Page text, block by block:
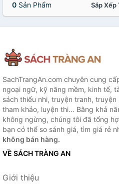
0 Sản Phẩm Sắp Xếp
SachTrangAn.com chuyên cung
ngoại ngữ, kỹ năng mềm, kinh tế,
sách thiếu nhi, truyện tranh,
tham khảo, luyện thi... Bằng khả
không ngừng, chúng tôi đã tổng
bạn có thể so sánh giá, tìm giá rẻ
không bán hàng.
VỀ SÁCH TRÀNG AN
Giới thiệu